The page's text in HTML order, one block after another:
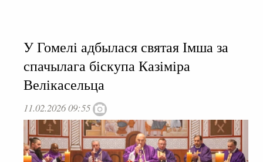
У Гомелі адбылася святая Імша за
спачылага біскупа Казіміра
Велікасельца
11.02.2026 09:55